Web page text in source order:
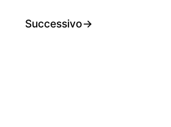
Successivo→